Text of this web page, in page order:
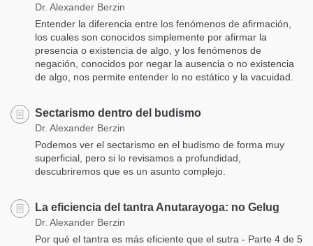
Dr. Alexander Berzin
Entender la diferencia entre los fenómenos de afirmación,
los cuales son conocidos simplemente por afirmar la
presencia o existencia de algo, y los fenómenos de
negación, conocidos por negar la ausencia o no existencia
de algo, nos permite entender lo no estático y la vacuidad.
Sectarismo dentro del budismo
Dr. Alexander Berzin
Podemos ver el sectarismo en el budismo de forma muy
superficial, pero si lo revisamos a profundidad,
descubriremos que es un asunto complejo.
La eficiencia del tantra Anutarayoga: no Gelug
Dr. Alexander Berzin
Por qué el tantra es más eficiente que el sutra - Parte 4 de 5